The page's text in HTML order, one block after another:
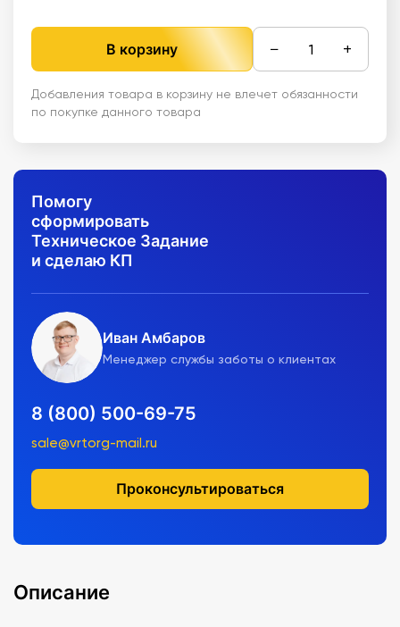
В корзину − +
Добавления товара в корзину не влечет обязанности
по покупке данного товара
Помогу
сформировать
Техническое Задание
и сделаю КП
Иван Амбаров
Менеджер службы заботы о клиентах
8 (800) 500-69-75
sale@vrtorg-mail.ru
Проконсультироваться
Описание